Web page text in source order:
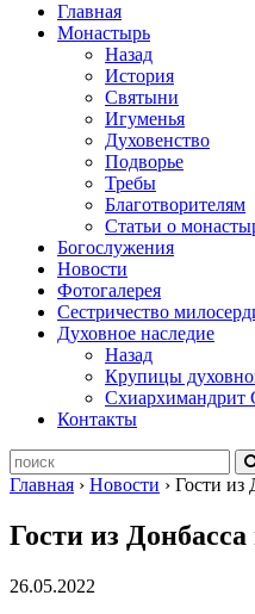
Главная
Монастырь
Назад
История
Святыни
Игуменья
Духовенство
Подворье
Требы
Благотворителям
Статьи о
Богослужения
Новости
Фотогалерея
Сестричество
Духовное наследие
Назад
Крупицы
Схиархимандрит
Контакты
Главная › Новости › Гости из
Гости из
26.05.2022